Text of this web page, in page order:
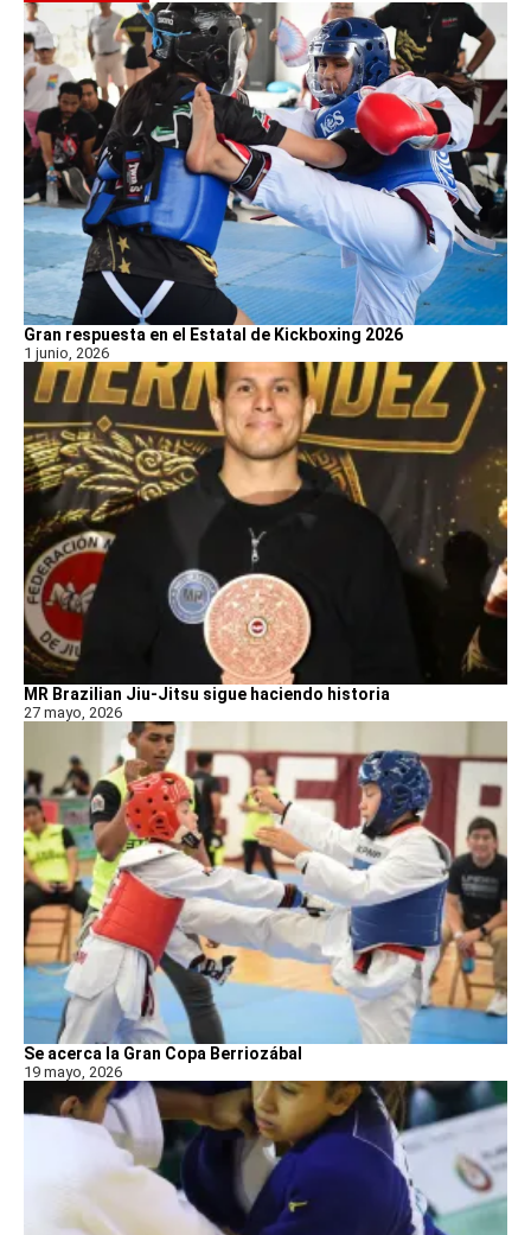
Gran respuesta en el Estatal de Kickboxing 2026
1 junio, 2026
MR Brazilian Jiu-Jitsu sigue haciendo historia
27 mayo, 2026
Se acerca la Gran Copa Berriozábal
19 mayo, 2026